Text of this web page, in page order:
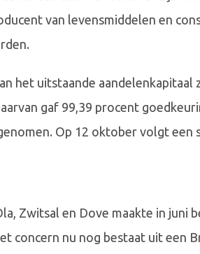
van levensmiddelen en
het uitstaande aandelenkapitaal
gaf 99,39 procent
Op 12 oktober volgt een
Zwitsal en Dove maakte in juni
concern nu nog bestaat uit een